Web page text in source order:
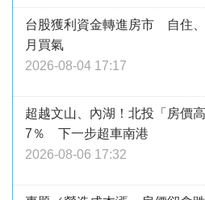
台股獲利資金轉進房市 自住
月買氣
2026-08-04 17:17
超越文山、內湖！北投「房價
7％ 下一步超車南港
2026-08-06 17:32